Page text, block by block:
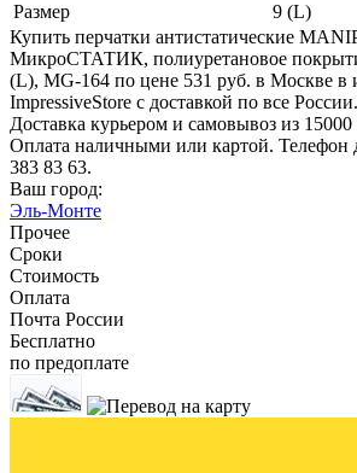
Размер
9 (L)
Купить перчатки антистатические
МикроСТАТИК, полиуретановое
(L), MG-164 по цене 531 руб. в Москве в
ImpressiveStore с доставкой по все
Доставка курьером и самовывоз из
Оплата наличными или картой. Телефон
383 83 63.
Ваш город:
Эль-Монте
Прочее
Сроки
Стоимость
Оплата
Почта России
Бесплатно
по предоплате